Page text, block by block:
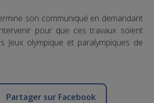
son communiqué en demandant
pour que ces travaux soient
Jeux olympique et paralympiques de
Partager sur Facebook